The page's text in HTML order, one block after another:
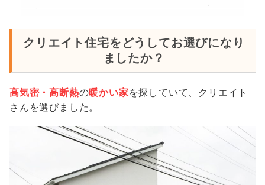
クリエイト住宅をどうしてお選びになり
ましたか？
高気密・高断熱の暖かい家を探していて、クリエイト
さんを選びました。